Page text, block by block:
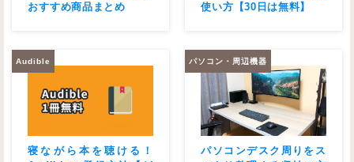
おすすめ商品まとめ
使い方【30日は無料】
Audible
寝ながら本を聴ける！
パソコン・周辺機器
パソコンデスク周りをス